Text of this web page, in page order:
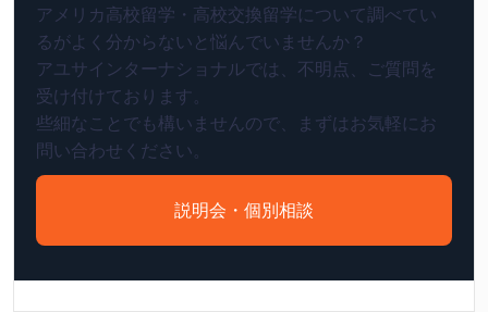
アメリカ高校留学・高校交換留学について調べてい
るがよく分からないと悩んでいませんか？
アユサインターナショナルでは、不明点、ご質問を
受け付けております。
些細なことでも構いませんので、まずはお気軽にお
問い合わせください。
説明会・個別相談